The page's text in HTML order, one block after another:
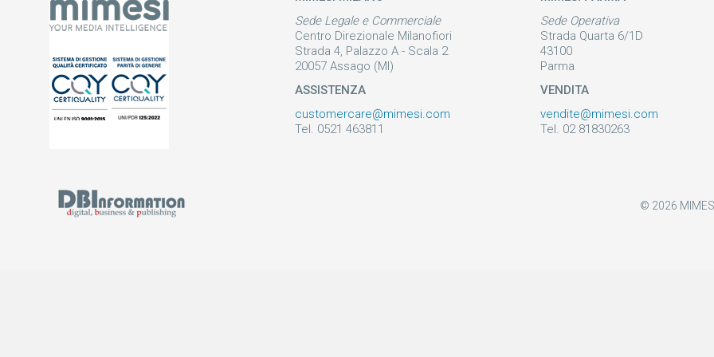
Sede Legale e Commerciale
Centro Direzionale Milanofiori
Strada 4, Palazzo A - Scala 2
20057 Assago (MI)
ASSISTENZA
customercare@mimesi.com
Tel. 0521 463811
Sede Operativa
Strada Quarta 6/1D
43100
Parma
VENDITA
vendite@mimesi.com
Tel. 02 81830263
© 2026